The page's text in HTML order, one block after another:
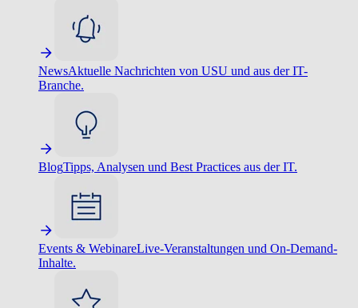
NewsAktuelle Nachrichten von USU und aus der IT-
Branche.
BlogTipps, Analysen und Best Practices aus der IT.
Events & WebinareLive-Veranstaltungen und On-Demand-
Inhalte.